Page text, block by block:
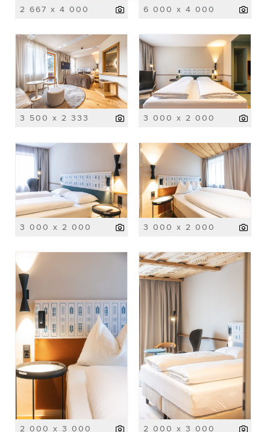
2 667 x 4 000 6 000 x 4 000
3 500 x 2 333 3 000 x 2 000
3 000 x 2 000 3 000 x 2 000
2 000 x 3 000 2 000 x 3 000